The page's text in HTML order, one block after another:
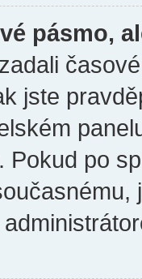
pásmo,
jste
Pokud po